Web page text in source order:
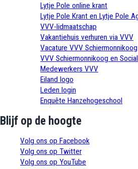
Lytje Pole online krant
Lytje Pole Krant en Lytje Pole
VVV-lidmaatschap
Vakantiehuis verhuren via VVV
Vacature VVV Schiermonnikoog
VVV Schiermonnikoog en
Medewerkers VVV
Eiland logo
Leden login
Enquête Hanzehogeschool
Blijf op de hoogte
Volg ons op Facebook
Volg ons op Twitter
Volg ons op YouTube